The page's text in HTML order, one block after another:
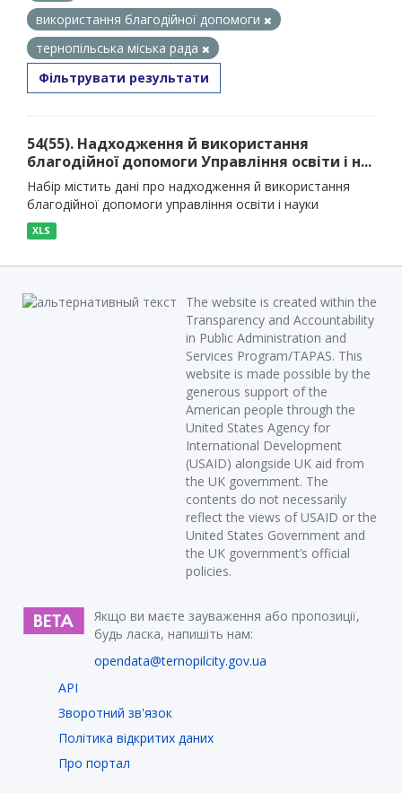
використання благодійної допомоги
тернопільська міська рада
Фільтрувати результати
54(55). Надходження й використання
благодійної допомоги Управління освіти і н...
Набір містить дані про надходження й використання
благодійної допомоги управління освіти і науки
XLS
The website is created within the
Transparency and Accountability
in Public Administration and
Services Program/TAPAS. This
website is made possible by the
generous support of the
American people through the
United States Agency for
International Development
(USAID) alongside UK aid from
the UK government. The
contents do not necessarily
reflect the views of USAID or the
United States Government and
the UK government’s official
policies.
Якщо ви маєте зауваження або пропозиції,
будь ласка, напишіть нам:
opendata@ternopilcity.gov.ua
API
Зворотний зв'язок
Політика відкритих даних
Про портал